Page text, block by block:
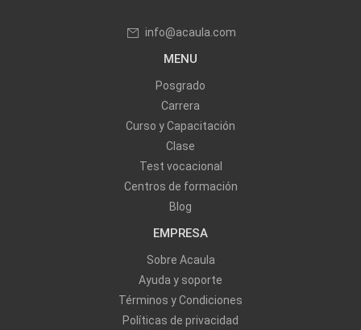
info@acaula.com
MENU
Posgrado
Carrera
Curso y Capacitación
Clase
Test vocacional
Centros de formación
Blog
EMPRESA
Sobre Acaula
Ayuda y soporte
Términos y Condiciones
Políticas de privacidad